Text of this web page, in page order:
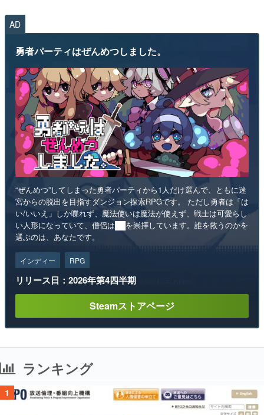
AD
勇者パーティはぜんめつしました。
“ぜんめつ”してしまった勇者パーティから1人だけ選んで、ともに迷
宮からの脱出を目指すダンジョン探索RPGです。 ただし勇者は「は
い/いいえ」しか喋れず、魔法使いは魔法が使えず、戦士は可愛らし
い人形になっていて、僧侶は██を崇拝しています。誰を救うのかを
選ぶのは、あなたです。
インディー RPG
リリース日：2026年第4四半期
Steamストアページ
ランキング
1